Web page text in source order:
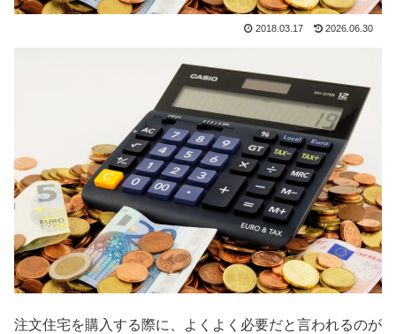
2018.03.17 2026.06.30
注文住宅を購入する際に、よくよく必要だと言われるのが